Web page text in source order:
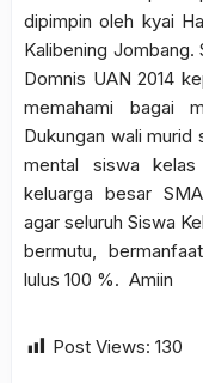
dipimpin oleh kyai
Kalibening Jombang.
Domnis UAN 2014
memahami bagai
Dukungan wali
mental siswa
keluarga besar
agar seluruh Siswa
bermutu,
lulus 100 %. Amiin
Post Views: 130